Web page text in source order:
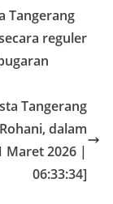
Tangerang
reguler
Tangerang
dalam
Maret 2026 |
06:33:34]